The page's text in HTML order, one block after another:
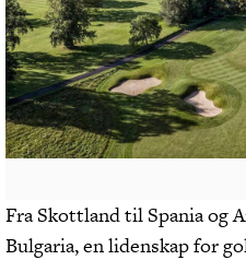
Fra Skottland til Spania og
Bulgaria, en lidenskap for